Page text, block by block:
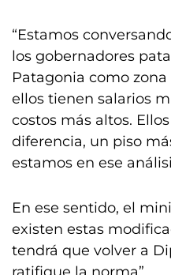
“Estamos
los gobernadores
Patagonia como
ellos tienen salarios
costos más altos.
diferencia, un piso
estamos en ese
En ese sentido, el
existen estas
tendrá que volver a